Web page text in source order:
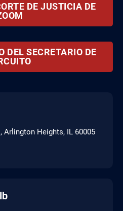
DE JUSTICIA DE
DEL SECRETARIO DE
Arlington Heights, IL 60005